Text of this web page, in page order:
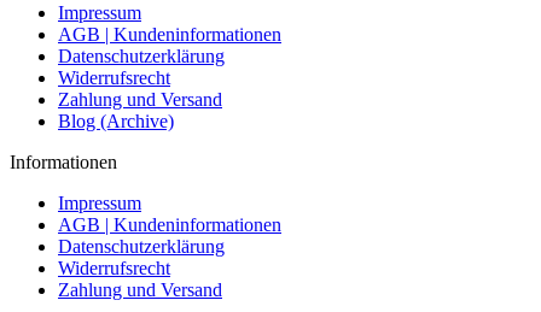
Impressum
AGB | Kundeninformationen
Datenschutzerklärung
Widerrufsrecht
Zahlung und Versand
Blog (Archive)
Informationen
Impressum
AGB | Kundeninformationen
Datenschutzerklärung
Widerrufsrecht
Zahlung und Versand